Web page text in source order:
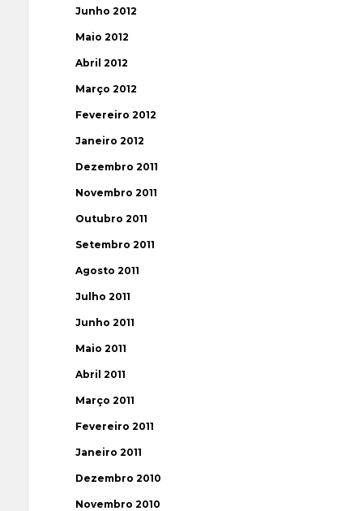
Junho 2012
Maio 2012
Abril 2012
Março 2012
Fevereiro 2012
Janeiro 2012
Dezembro 2011
Novembro 2011
Outubro 2011
Setembro 2011
Agosto 2011
Julho 2011
Junho 2011
Maio 2011
Abril 2011
Março 2011
Fevereiro 2011
Janeiro 2011
Dezembro 2010
Novembro 2010